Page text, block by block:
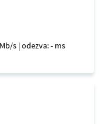
s | odezva: - ms